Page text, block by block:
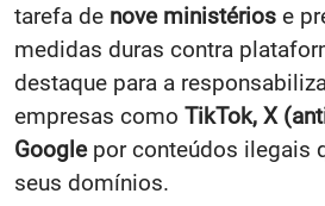
tarefa de nove ministérios e
medidas duras contra
destaque para a
empresas como TikTok, X
Googlepor conteúdos ilegais
seus domínios.